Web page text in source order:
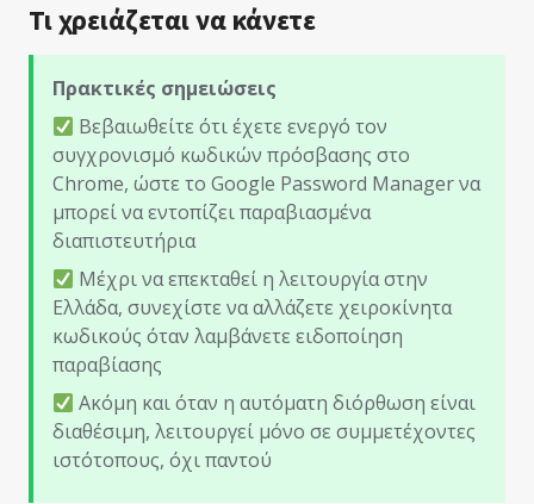
Τι χρειάζεται να κάνετε
Πρακτικές σημειώσεις
Βεβαιωθείτε ότι έχετε ενεργό τον
συγχρονισμό κωδικών πρόσβασης στο
Chrome, ώστε το Google Password Manager να
μπορεί να εντοπίζει παραβιασμένα
διαπιστευτήρια
Μέχρι να επεκταθεί η λειτουργία στην
Ελλάδα, συνεχίστε να αλλάζετε χειροκίνητα
κωδικούς όταν λαμβάνετε ειδοποίηση
παραβίασης
Ακόμη και όταν η αυτόματη διόρθωση είναι
διαθέσιμη, λειτουργεί μόνο σε συμμετέχοντες
ιστότοπους, όχι παντού